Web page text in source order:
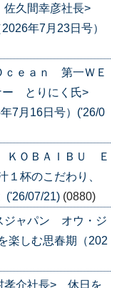
佐久間幸彦社長>
年7月23日号）
ｃｅａｎ 第一ＷＥ
ー とりにく氏>
7月16日号）('26/0
ＫＯＢＡＩＢＵ Ｅ
杯のこだわり、
('26/07/21) (0880)
ジャパン オウ・ジ
楽しむ思春期（202
孝介社長> 休日を